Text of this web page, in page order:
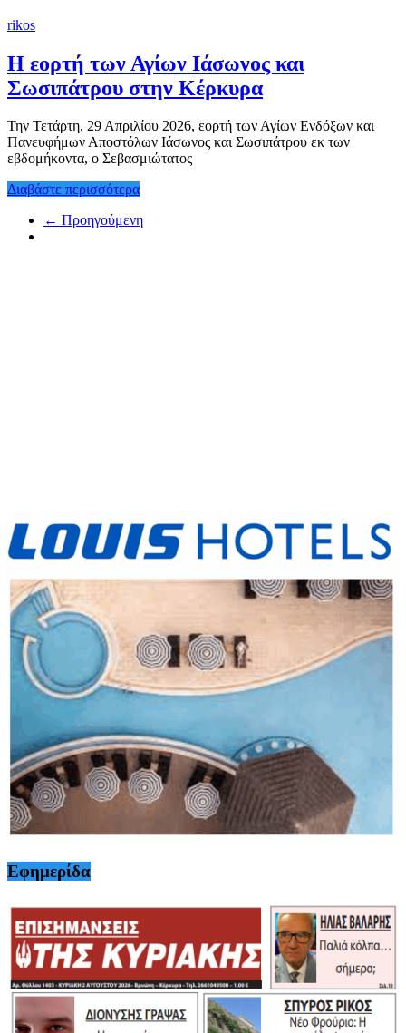
rikos
Η εορτή των Αγίων Ιάσωνος και
Σωσιπάτρου στην Κέρκυρα
Την Τετάρτη, 29 Απριλίου 2026, εορτή των Αγίων Ενδόξων και
Πανευφήμων Αποστόλων Ιάσωνος και Σωσιπάτρου εκ των
εβδομήκοντα, ο Σεβασμιώτατος
Διαβάστε περισσότερα
← Προηγούμενη
Εφημερίδα